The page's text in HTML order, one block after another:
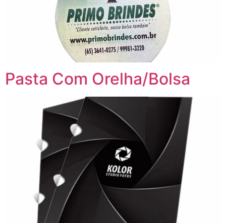
Pasta Com Orelha/Bolsa